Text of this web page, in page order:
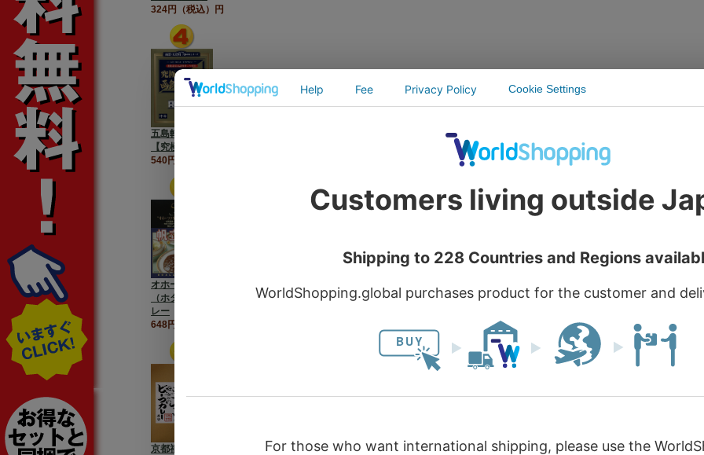
324円（税込）円
五島軒 究極の味シリーズ
【究極の函館カレー】中辛
540円（税込）円
オホーツク発【帆立伽哩】
（ホタテカレー/ほたてカ
レー
648円（税込）円
京都祇園味幸【日本一辛い